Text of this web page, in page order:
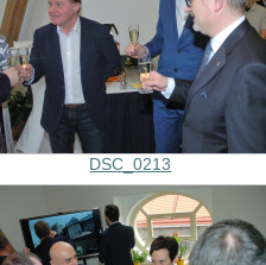
DSC_0213